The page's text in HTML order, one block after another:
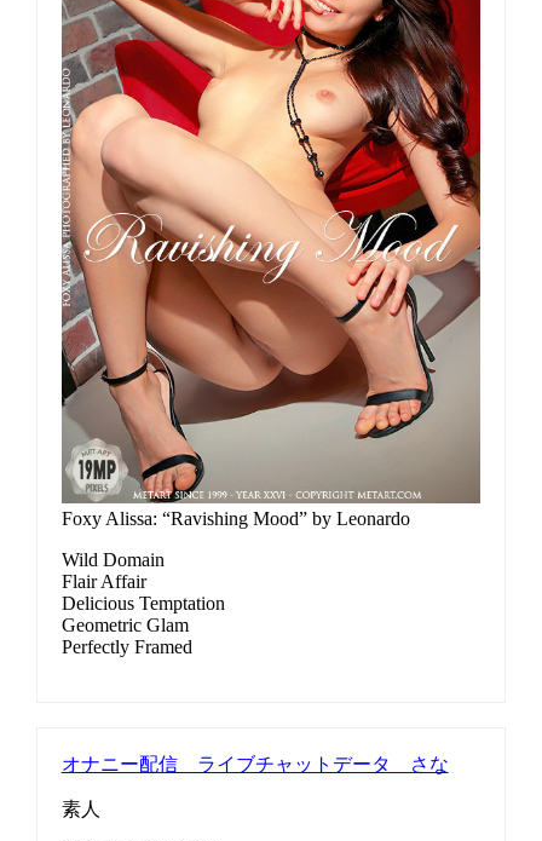
Foxy Alissa: “Ravishing Mood” by Leonardo
Wild Domain
Flair Affair
Delicious Temptation
Geometric Glam
Perfectly Framed
オナニー配信 ライブチャットデータ さな
素人